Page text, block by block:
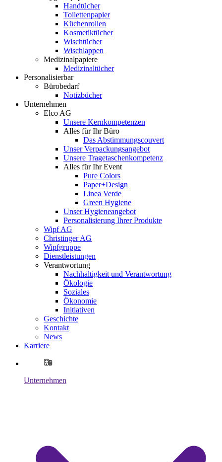
Handtücher
Toilettenpapier
Küchenrollen
Kosmetiktücher
Wischtücher
Wischlappen
Medizinalpapiere
Medizinaltücher
Personalisierbar
Bürobedarf
Notizbücher
Unternehmen
Elco AG
Unsere Kernkompetenzen
Alles für Ihr Büro
Das Abstimmungscouvert
Unser Verpackungsangebot
Unsere Tragetaschenkompetenz
Alles für Ihr Event
Pure Colors
Paper+Design
Linea Verde
Green Hygiene
Unser Hygieneangebot
Personalisierung Ihrer Produkte
Wipf AG
Christinger AG
Wipfgruppe
Dienstleistungen
Verantwortung
Nachhaltigkeit und Verantwortung
Ökologie
Soziales
Ökonomie
Initiativen
Geschichte
Kontakt
News
Karriere
Unternehmen